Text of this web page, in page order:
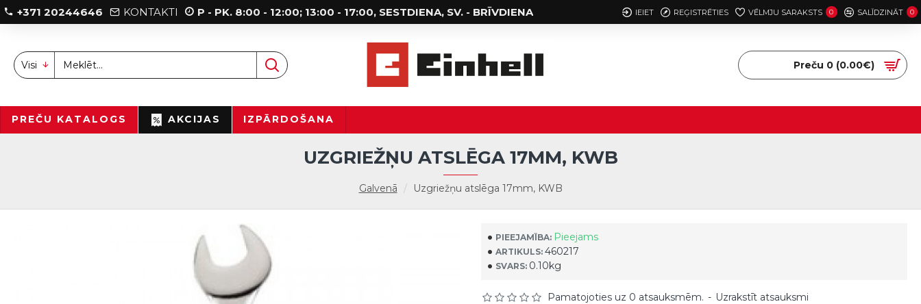
+371 20244646 KONTAKTI P - PK. 8:00 - 12:00; 13:00 - 17:00, SESTDIENA, SV. - BRĪVDIENA IEIET REĢISTRĒTIES VĒLMJU SARAKSTS 0 SALĪDZINĀT 0
Visi Preču 0 (0.00€)
PREČU KATALOGS AKCIJAS IZPĀRDOŠANA
Galvenā Uzgriežņu atslēga 17mm, KWB
UZGRIEŽŅU ATSLĒGA 17MM, KWB
PIEEJAMĪBA: Pieejams
ARTIKULS: 460217
SVARS: 0.10kg
Pamatojoties uz 0 atsauksmēm. - Uzrakstīt atsauksmi